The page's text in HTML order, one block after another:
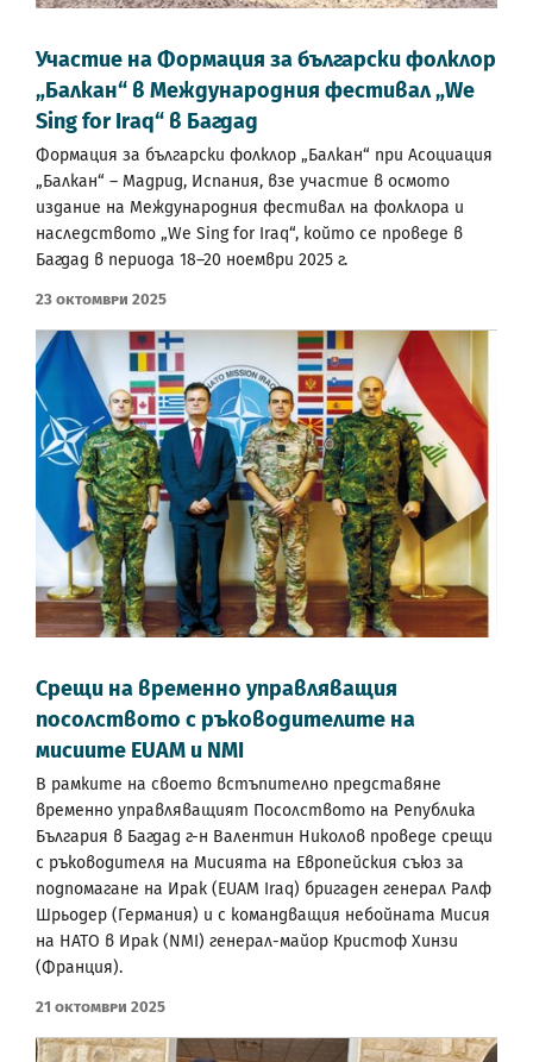
Участие на Формация за български фолклор
„Балкан“ в Международния фестивал „We
Sing for Iraq“ в Багдад
Формация за български фолклор „Балкан“ при Асоциация
„Балкан“ – Мадрид, Испания, взе участие в осмото
издание на Международния фестивал на фолклора и
наследството „We Sing for Iraq“, който се проведе в
Багдад в периода 18–20 ноември 2025 г.
23 Октомври 2025
Срещи на временно управляващия
посолството с ръководителите на
мисиите EUAM и NMI
В рамките на своето встъпително представяне
временно управляващият Посолството на Република
България в Багдад г-н Валентин Николов проведе срещи
с ръководителя на Мисията на Европейския съюз за
подпомагане на Ирак (EUAM Iraq) бригаден генерал Ралф
Шрьодер (Германия) и с командващия небойната Мисия
на НАТО в Ирак (NMI) генерал-майор Кристоф Хинзи
(Франция).
21 Октомври 2025